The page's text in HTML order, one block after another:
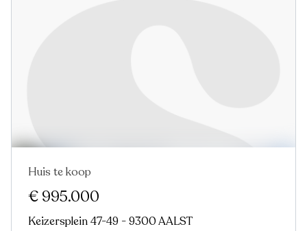
Nieuw
Huis te koop
€ 995.000
Keizersplein 47-49 - 9300 AALST